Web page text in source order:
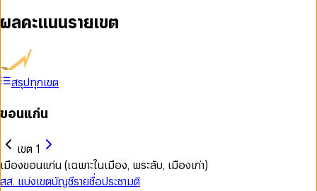
ผลคะแนนรายเขต
สรุปทุกเขต
ขอนแก่น
เขต 1
เมืองขอนแก่น (เฉพาะในเมือง, พระลับ, เมืองเก่า)
สส. แบ่งเขตบัญชีรายชื่อประชามติ